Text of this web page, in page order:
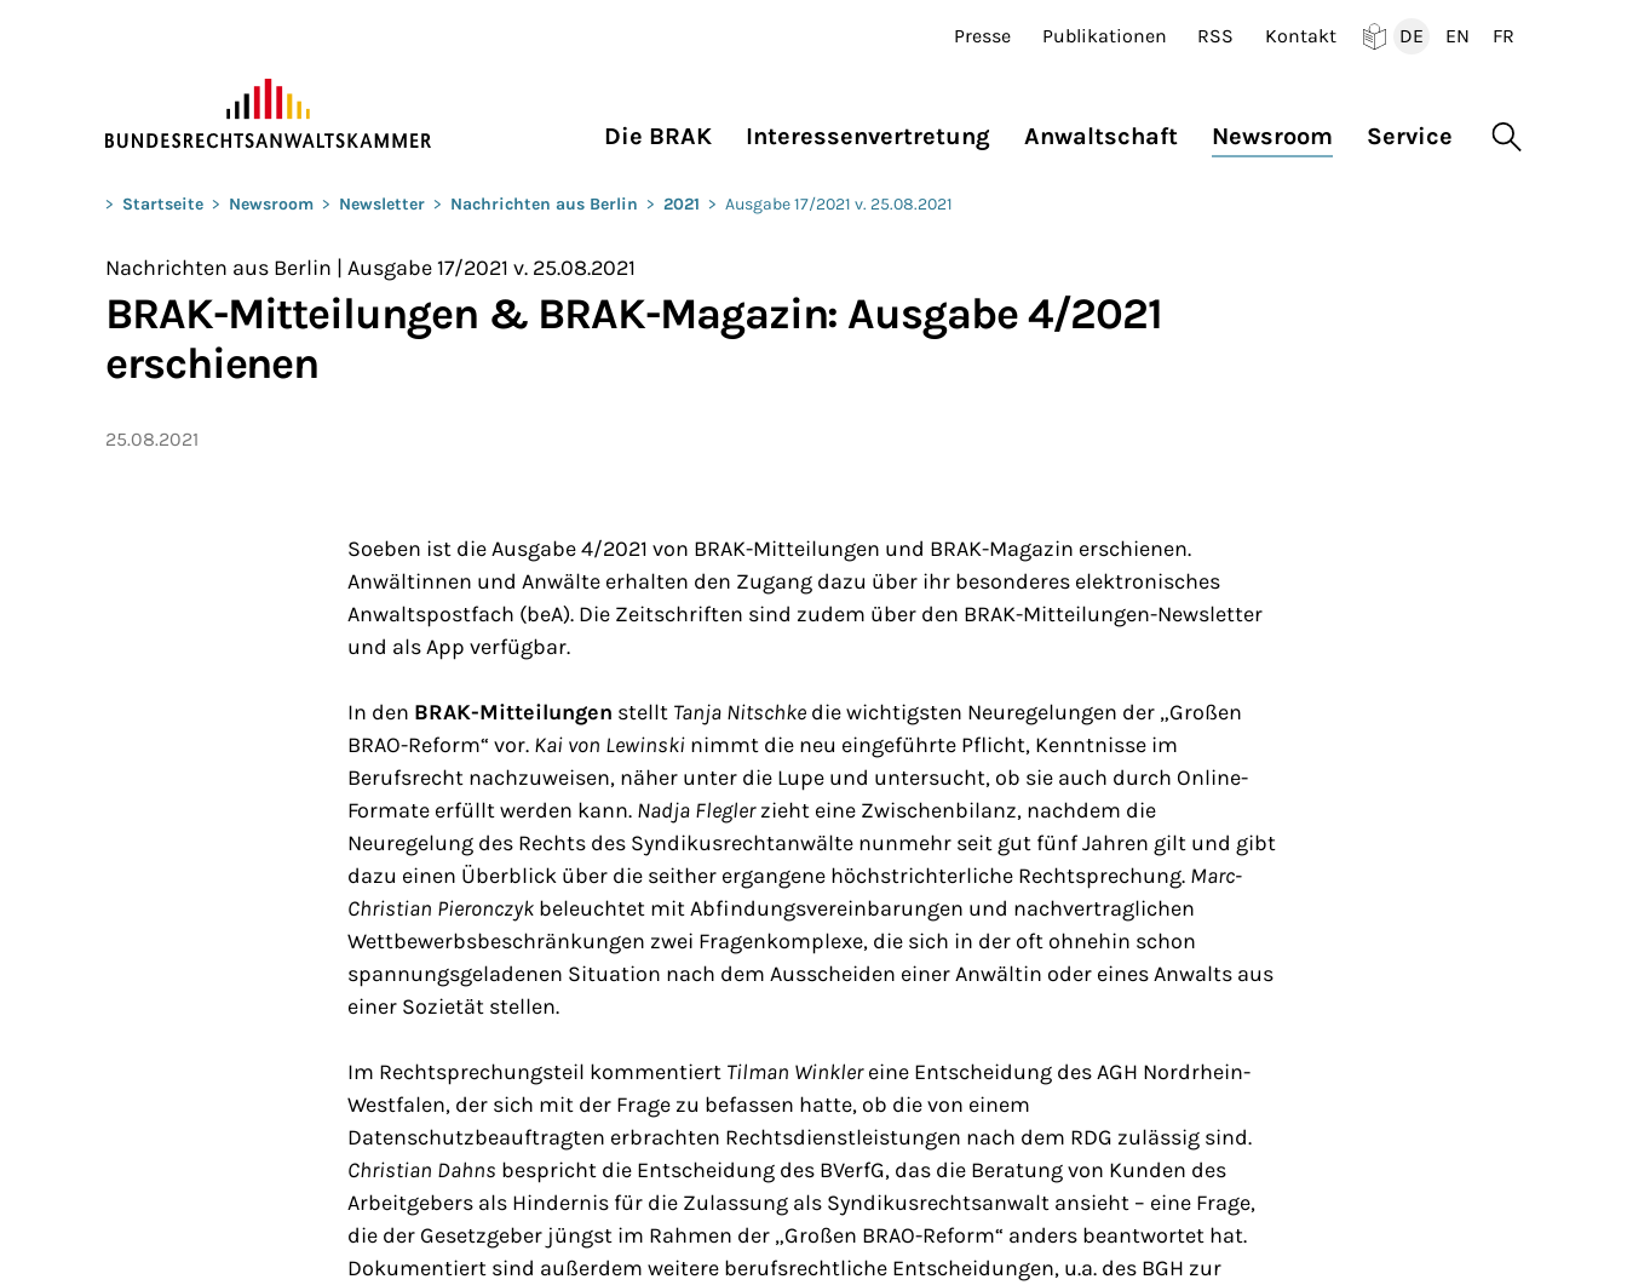
Presse Publikationen RSS Kontakt
DE
EN
FR
Die BRAK Interessenvertretung Anwaltschaft Newsroom Service Suche
Sie befinden sich hier:
> Startseite > Newsroom > Newsletter > Nachrichten aus Berlin > 2021 > Ausgabe 17/2021 v. 25.08.2021
Nachrichten aus Berlin | Ausgabe 17/2021 v. 25.08.2021
BRAK-Mitteilungen & BRAK-Magazin: Ausgabe 4/2021
erschienen
25.08.2021
Soeben ist die Ausgabe 4/2021 von BRAK-Mitteilungen und BRAK-Magazin erschienen.
Anwältinnen und Anwälte erhalten den Zugang dazu über ihr besonderes elektronisches
Anwaltspostfach (beA). Die Zeitschriften sind zudem über den BRAK-Mitteilungen-Newsletter
und als App verfügbar.
In den BRAK-Mitteilungen stellt Tanja Nitschke die wichtigsten Neuregelungen der „Großen
BRAO-Reform“ vor. Kai von Lewinski nimmt die neu eingeführte Pflicht, Kenntnisse im
Berufsrecht nachzuweisen, näher unter die Lupe und untersucht, ob sie auch durch Online-
Formate erfüllt werden kann. Nadja Fleglerzieht eine Zwischenbilanz, nachdem die
Neuregelung des Rechts des Syndikusrechtanwälte nunmehr seit gut fünf Jahren gilt und gibt
dazu einen Überblick über die seither ergangene höchstrichterliche Rechtsprechung. Marc-
Christian Pieronczyk beleuchtet mit Abfindungsvereinbarungen und nachvertraglichen
Wettbewerbsbeschränkungen zwei Fragenkomplexe, die sich in der oft ohnehin schon
spannungsgeladenen Situation nach dem Ausscheiden einer Anwältin oder eines Anwalts aus
einer Sozietät stellen.
Im Rechtsprechungsteil kommentiert Tilman Winklereine Entscheidung des AGH Nordrhein-
Westfalen, der sich mit der Frage zu befassen hatte, ob die von einem
Datenschutzbeauftragten erbrachten Rechtsdienstleistungen nach dem RDG zulässig sind.
Christian Dahns bespricht die Entscheidung des BVerfG, das die Beratung von Kunden des
Arbeitgebers als Hindernis für die Zulassung als Syndikusrechtsanwalt ansieht – eine Frage,
die der Gesetzgeber jüngst im Rahmen der „Großen BRAO-Reform“ anders beantwortet hat.
Dokumentiert sind außerdem weitere berufsrechtliche Entscheidungen, u.a. des BGH zur